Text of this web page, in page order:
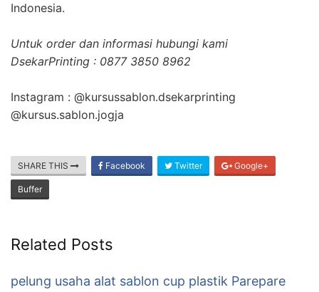
Indonesia.
Untuk order dan informasi hubungi kami
DsekarPrinting : 0877 3850 8962
Instagram : @kursussablon.dsekarprinting
@kursus.sablon.jogja
SHARE THIS Facebook Twitter Google+
Buffer
Related Posts
pelung usaha alat sablon cup plastik Parepare